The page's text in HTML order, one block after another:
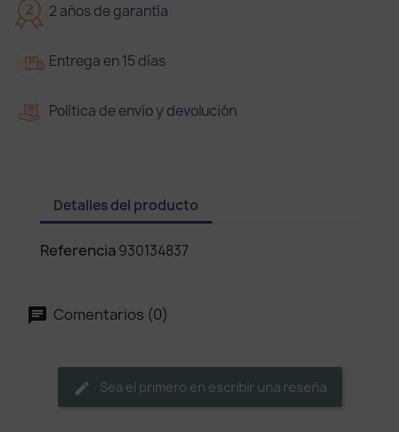
2 2 años de garantía
Entrega en 15 días
Política de envío y devolución
Detalles del producto
Referencia930134837
Comentarios (0)
Sea el primero en escribir una reseña